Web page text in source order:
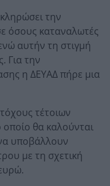
την
όσους καταναλωτές
αυτήν τη στιγμή
Για την
η ΔΕΥΑΔ πήρε μια
τέτοιων
θα καλούνται
υποβάλλουν
με τη σχετική